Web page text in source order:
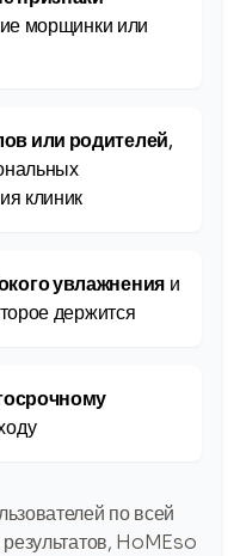
морщинки или
или родителей,
клиник
увлажненияи
держится
по всей
HoMEso